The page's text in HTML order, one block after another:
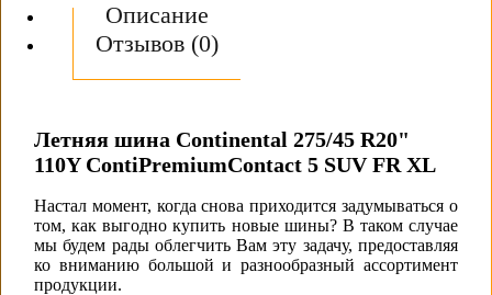
Описание
Отзывов (0)
Летняя шина Continental 275/45 R20"
110Y ContiPremiumContact 5 SUV FR XL
Настал момент, когда снова приходится задумываться о
том, как выгодно купить новые шины? В таком случае
мы будем рады облегчить Вам эту задачу, предоставляя
ко вниманию большой и разнообразный ассортимент
продукции.